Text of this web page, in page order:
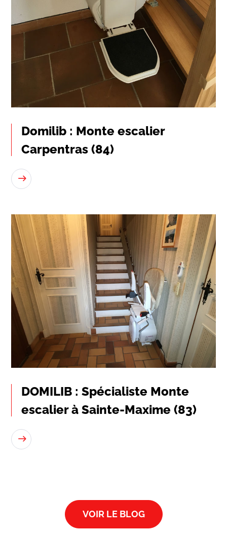
Domilib : Monte escalier
Carpentras (84)
DOMILIB : Spécialiste Monte
escalier à Sainte-Maxime (83)
VOIR LE BLOG